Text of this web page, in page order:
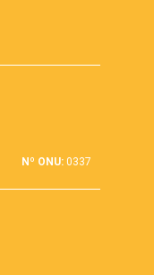
Nº ONU: 0337